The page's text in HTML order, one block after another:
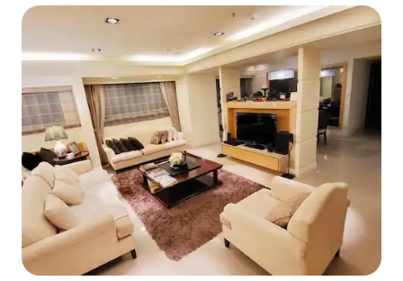
luzes, ar condicionado, cortinas elétricas, bem como
reproduzir música por voz e acordar na hora certa